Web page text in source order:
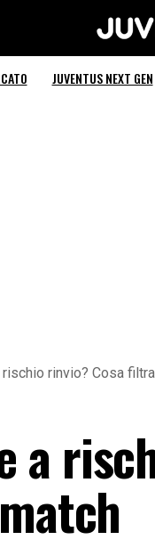
JUVENTUS NEXT GEN
rinvio? Cosa
a